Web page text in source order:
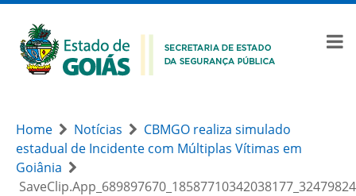
Home Notícias
CBMGO realiza simulado
estadual de Incidente com Múltiplas Vítimas em
Goiânia